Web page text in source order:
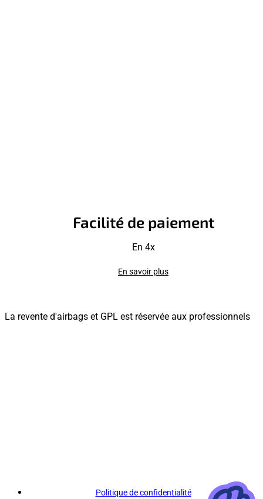
Facilité de paiement
En 4x
En savoir plus
La revente d'airbags et GPL est réservée aux professionnels
Politique de confidentialité